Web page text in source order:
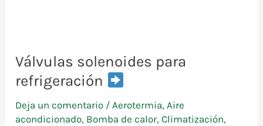
Válvulas solenoides para
refrigeración
Deja un comentario / Aerotermia, Aire
acondicionado, Bomba de calor,Climatización,